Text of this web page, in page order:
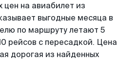
цен на авиабилет из
выгодные месяца в
по маршруту летают 5
рейсов с пересадкой. Цена
дорогая из найденных